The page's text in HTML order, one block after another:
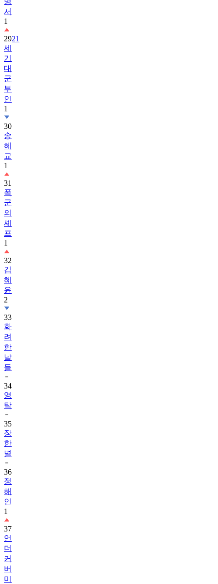
서
1
2921
세
기
대
군
부
인
1
30
송
혜
교
1
31
폭
군
의
셰
프
1
32
김
혜
윤
2
33
화
려
한
날
들
34
영
탁
35
장
한
별
36
정
해
인
1
37
언
더
커
버
미